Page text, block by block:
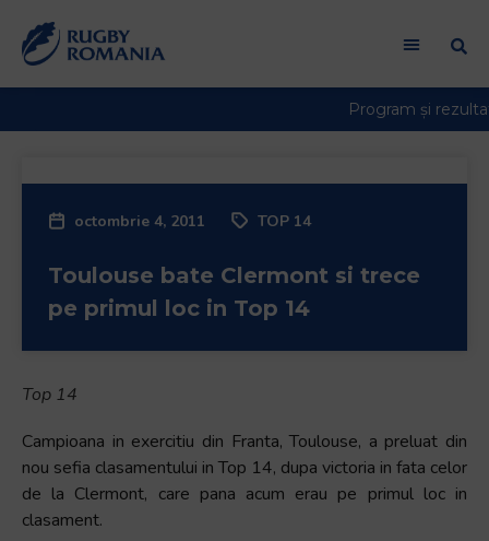
in
One
screen
reader,
"Ctrl
octombrie 4, 2011 TOP 14
Toulouse bate Clermont si trece
pe primul loc in Top 14
Top 14
Campioana in exercitiu din Franta, Toulouse, a preluat din
nou sefia clasamentului in Top 14, dupa victoria in fata celor
de la Clermont, care pana acum erau pe primul loc in
clasament.